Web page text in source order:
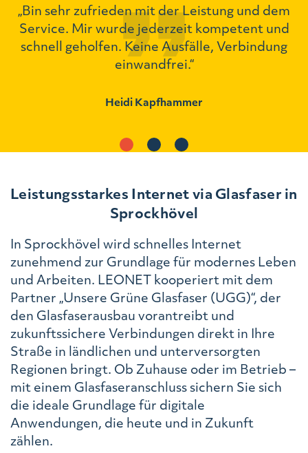
„Bin sehr zufrieden mit der Leistung und dem
Service. Mir wurde jederzeit kompetent und
schnell geholfen. Keine Ausfälle, Verbindung
einwandfrei.“
Heidi Kapfhammer
Leistungsstarkes Internet via Glasfaser in
Sprockhövel
In Sprockhövel wird schnelles Internet
zunehmend zur Grundlage für modernes Leben
und Arbeiten. LEONET kooperiert mit dem
Partner „Unsere Grüne Glasfaser (UGG)“, der
den Glasfaserausbau vorantreibt und
zukunftssichere Verbindungen direkt in Ihre
Straße in ländlichen und unterversorgten
Regionen bringt. Ob Zuhause oder im Betrieb –
mit einem Glasfaseranschluss sichern Sie sich
die ideale Grundlage für digitale
Anwendungen, die heute und in Zukunft
zählen.